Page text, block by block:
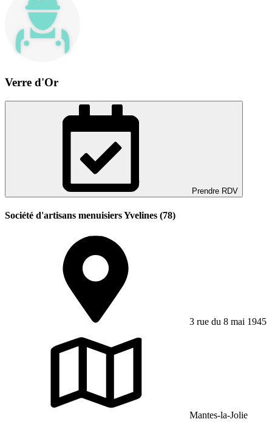
Verre d'Or
Prendre RDV
Société d'artisans menuisiers Yvelines (78)
3 rue du 8 mai 1945
Mantes-la-Jolie